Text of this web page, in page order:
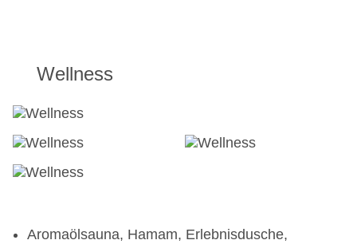
Wellness
Aromaölsauna, Hamam, Erlebnisdusche,